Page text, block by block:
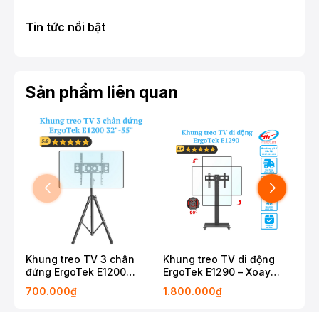
Tin tức nổi bật
Sản phẩm liên quan
Khung treo TV 3 chân
đứng ErgoTek E1200
32″-55″
700.000₫
Khung treo TV di động
ErgoTek E1290 – Xoay
ngang / dọc
1.800.000₫